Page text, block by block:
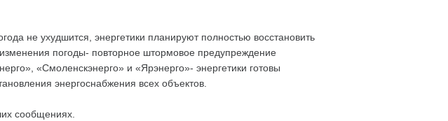
не ухудшится, энергетики планируют полностью восстановить
погоды- повторное штормовое предупреждение
«Смоленскэнерго» и «Ярэнерго»- энергетики готовы
энергоснабжения всех объектов.
сообщениях.